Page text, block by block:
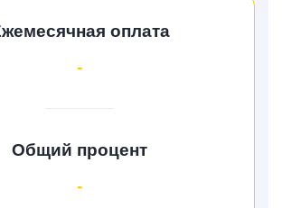
оплата
-
Общий процент
-